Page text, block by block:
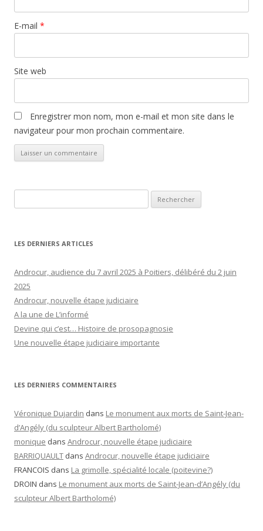
E-mail *
Site web
Enregistrer mon nom, mon e-mail et mon site dans le
navigateur pour mon prochain commentaire.
LES DERNIERS ARTICLES
Androcur, audience du 7 avril 2025 à Poitiers, délibéré du 2 juin
2025
Androcur, nouvelle étape judiciaire
A la une de L’informé
Devine qui c’est… Histoire de prosopagnosie
Une nouvelle étape judiciaire importante
LES DERNIERS COMMENTAIRES
Véronique Dujardin dans Le monument aux morts de Saint-Jean-
d’Angély (du sculpteur Albert Bartholomé)
monique dans Androcur, nouvelle étape judiciaire
BARRIQUAULT dans Androcur, nouvelle étape judiciaire
FRANCOIS dans La grimolle, spécialité locale (poitevine?)
DROIN dans Le monument aux morts de Saint-Jean-d’Angély (du
sculpteur Albert Bartholomé)